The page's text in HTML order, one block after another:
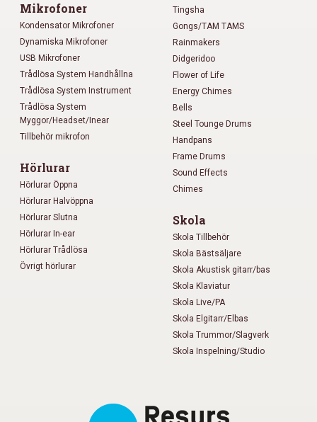
Mikrofoner
Kondensator Mikrofoner
Dynamiska Mikrofoner
USB Mikrofoner
Trådlösa System Handhållna
Trådlösa System Instrument
Trådlösa System
Myggor/Headset/Inear
Tillbehör mikrofon
Hörlurar
Hörlurar Öppna
Hörlurar Halvöppna
Hörlurar Slutna
Hörlurar In-ear
Hörlurar Trådlösa
Övrigt hörlurar
Tingsha
Gongs/TAM TAMS
Rainmakers
Didgeridoo
Flower of Life
Energy Chimes
Bells
Steel Tounge Drums
Handpans
Frame Drums
Sound Effects
Chimes
Skola
Skola Tillbehör
Skola Bästsäljare
Skola Akustisk gitarr/bas
Skola Klaviatur
Skola Live/PA
Skola Elgitarr/Elbas
Skola Trummor/Slagverk
Skola Inspelning/Studio